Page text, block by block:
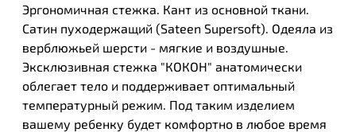
Эргономичная стежка. Кант из основной ткани.
Сатин пуходержащий (Sateen Supersoft). Одеяла из
верблюжьей шерсти - мягкие и воздушные.
Эксклюзивная стежка "КОКОН" анатомически
облегает тело и поддерживает оптимальный
температурный режим. Под таким изделием
вашему ребенку будет комфортно в любое время